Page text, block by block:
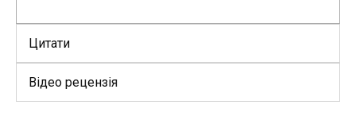
Цитати
Відео рецензія